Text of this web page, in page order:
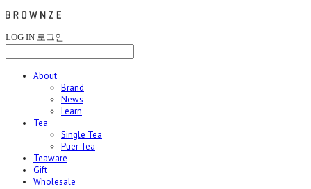
LOG IN 로그인
About
Brand
News
Learn
Tea
Single Tea
Puer Tea
Teaware
Gift
Wholesale